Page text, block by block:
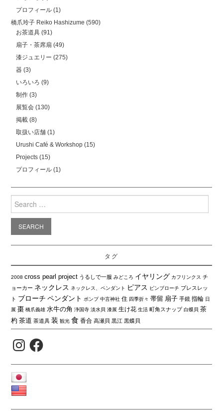
プロフィール (1)
橋爪玲子 Reiko Hashizume (590)
お茶道具 (91)
扇子・茶席扇 (49)
漆ジュエリー (275)
器 (3)
いろいろ (9)
制作 (3)
展覧会 (130)
掲載 (8)
取扱い店舗 (1)
Urushi Café & Workshop (15)
Projects (15)
プロフィール (1)
for:
タグ
2008 cross pearl project うるしで一服 みどころ イヤリング カフリンクス チ
ョーカー ネックレス ネックレス、ペンダント ピアス ピンブローチ ブレスレッ
ト ブローチ ペンダント ポンプ 中言神社 住 四季折々 帯留 扇子 手鏡 指輪 日
展 棗 橋爪義雄 水牛の角 浄国寺 淡水貝 漆展 生け花 生活 町角スナップ 白蝶貝 茶
杓 茶道 茶道具 装 観光 食 香合 高瀬貝 黒江 黒蝶貝
InstagramFacebook